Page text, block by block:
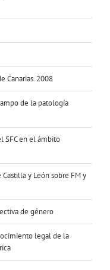
Canarias. 2008
de la patología
SFC en el ámbito
y León sobre FM y
de género
legal de la